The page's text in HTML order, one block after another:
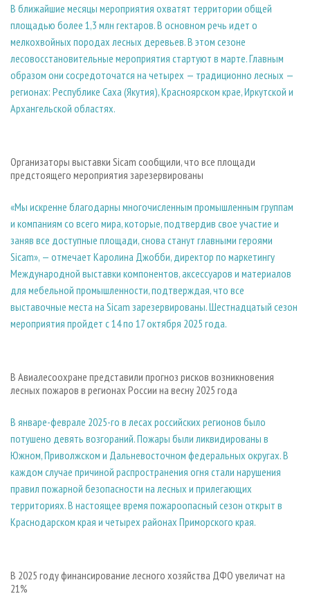
В ближайшие месяцы мероприятия охватят территории общей
площадью более 1,3 млн гектаров. В основном речь идет о
мелкохвойных породах лесных деревьев. В этом сезоне
лесовосстановительные мероприятия стартуют в марте. Главным
образом они сосредоточатся на четырех — традиционно лесных —
регионах: Республике Саха (Якутия), Красноярском крае, Иркутской и
Архангельской областях.
Организаторы выставки Sicam сообщили, что все площади
предстоящего мероприятия зарезервированы
«Мы искренне благодарны многочисленным промышленным группам
и компаниям со всего мира, которые, подтвердив свое участие и
заняв все доступные площади, снова станут главными героями
Sicam», — отмечает Каролина Джобби, директор по маркетингу
Международной выставки компонентов, аксессуаров и материалов
для мебельной промышленности, подтверждая, что все
выставочные места на Sicam зарезервированы. Шестнадцатый сезон
мероприятия пройдет с 14 по 17 октября 2025 года.
В Авиалесоохране представили прогноз рисков возникновения
лесных пожаров в регионах России на весну 2025 года
В январе-феврале 2025-го в лесах российских регионов было
потушено девять возгораний. Пожары были ликвидированы в
Южном, Приволжском и Дальневосточном федеральных округах. В
каждом случае причиной распространения огня стали нарушения
правил пожарной безопасности на лесных и прилегающих
территориях. В настоящее время пожароопасный сезон открыт в
Краснодарском края и четырех районах Приморского края.
В 2025 году финансирование лесного хозяйства ДФО увеличат на
21%